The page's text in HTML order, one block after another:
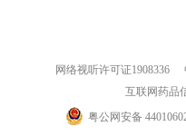
网络视听许可证1908336
互联网药品
粤公网安备